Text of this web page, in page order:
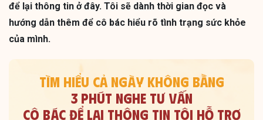
để lại thông tin ở đây. Tôi sẽ dành thời gian đọc và
hướng dẫn thêm để cô bác hiểu rõ tình trạng sức khỏe
của mình.
TÌM HIỂU CẢ NGÀY KHÔNG BẰNG
3 PHÚT NGHE TƯ VẤN
CÔ BÁC ĐỂ LẠI THÔNG TIN TÔI HỖ TRỢ